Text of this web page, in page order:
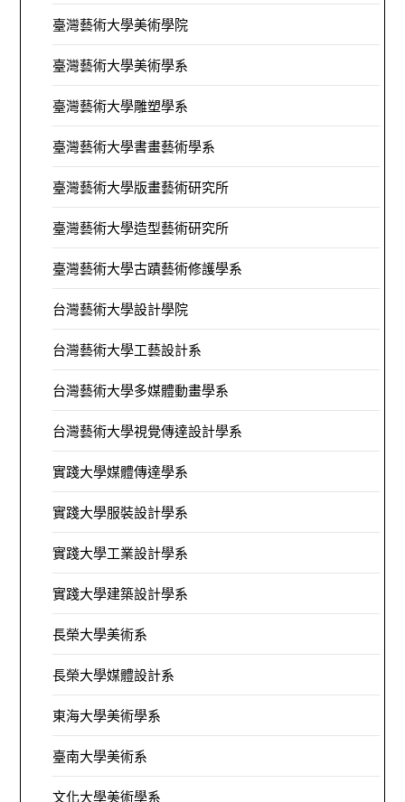
臺灣藝術大學美術學院
臺灣藝術大學美術學系
臺灣藝術大學雕塑學系
臺灣藝術大學書畫藝術學系
臺灣藝術大學版畫藝術研究所
臺灣藝術大學造型藝術研究所
臺灣藝術大學古蹟藝術修護學系
台灣藝術大學設計學院
台灣藝術大學工藝設計系
台灣藝術大學多媒體動畫學系
台灣藝術大學視覺傳達設計學系
實踐大學媒體傳達學系
實踐大學服裝設計學系
實踐大學工業設計學系
實踐大學建築設計學系
長榮大學美術系
長榮大學媒體設計系
東海大學美術學系
臺南大學美術系
文化大學美術學系